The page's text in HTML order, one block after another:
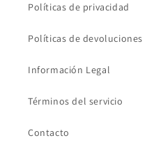
Políticas de privacidad
Políticas de devoluciones
Información Legal
Términos del servicio
Contacto